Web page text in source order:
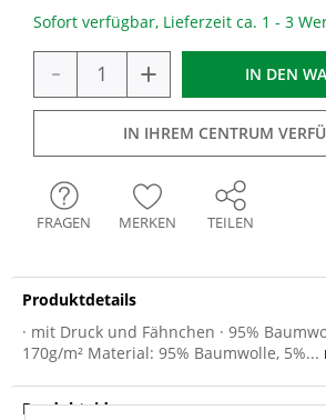
Sofort verfügbar, Lieferzeit ca. 1 - 3
- + IN DEN
IN IHREM CENTRUM
FRAGEN MERKEN TEILEN
Produktdetails
· mit Druck und Fähnchen · 95%
170g/m² Material: 95% Baumwolle, 5%...
Produktvideo